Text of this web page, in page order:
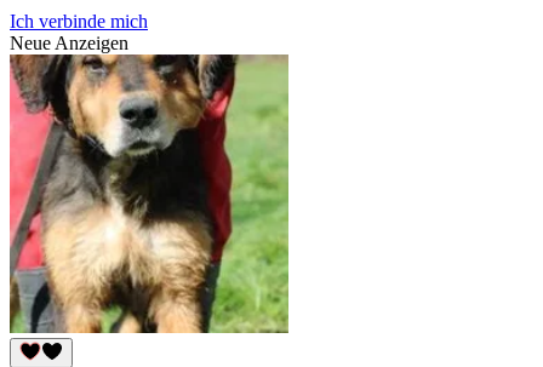
Ich verbinde mich
Neue Anzeigen